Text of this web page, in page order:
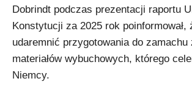
Dobrindt podczas prezentacji raportu
Konstytucji za 2025 rok poinformował,
udaremnić przygotowania do zamachu
materiałów wybuchowych, którego
Niemcy.